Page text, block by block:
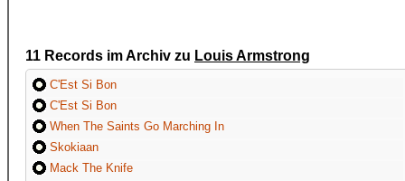
11 Records im Archiv zu Louis Armstrong
C'Est Si Bon
C'Est Si Bon
When The Saints Go Marching In
Skokiaan
Mack The Knife